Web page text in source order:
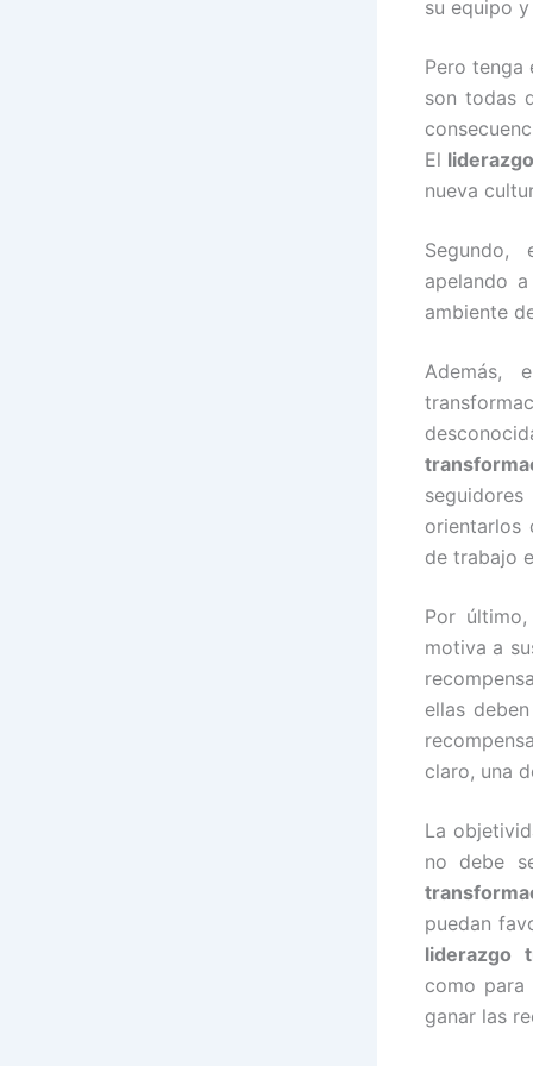
su equipo
Pero tenga
son todas
El
nueva
apelando
ambiente
Además,
orientarlos
de trabajo
Por
motiva a
ellas
claro, una
La
no debe
puedan
liderazgo
como
ganar las